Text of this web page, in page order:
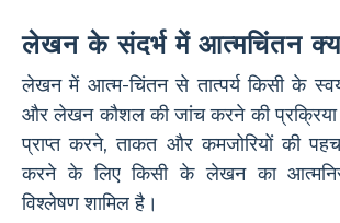
लेखन के संदर्भ में आत्मचिंतन
लेखन में आत्म-चिंतन से तात्पर्य किसी के
और लेखन कौशल की जांच करने की प्रक्रिया
प्राप्त करने, ताकत और कमजोरियों की
करने के लिए किसी के लेखन का
विश्लेषण शामिल है।